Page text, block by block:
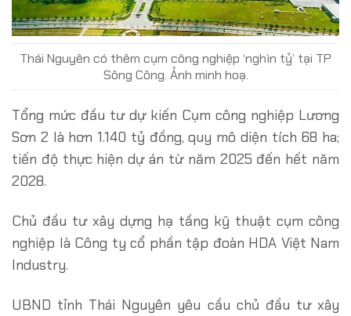
Thái Nguyên có thêm cụm công nghiệp ‘nghìn tỷ’ tại TP
Sông Công. Ảnh minh hoạ.
Tổng mức đầu tư dự kiến Cụm công nghiệp Lương
Sơn 2 là hơn 1.140 tỷ đồng, quy mô diện tích 68 ha;
tiến độ thực hiện dự án từ năm 2025 đến hết năm
2028.
Chủ đầu tư xây dựng hạ tầng kỹ thuật cụm công
nghiệp là Công ty cổ phần tập đoàn HDA Việt Nam
Industry.
UBND tỉnh Thái Nguyên yêu cầu chủ đầu tư xây